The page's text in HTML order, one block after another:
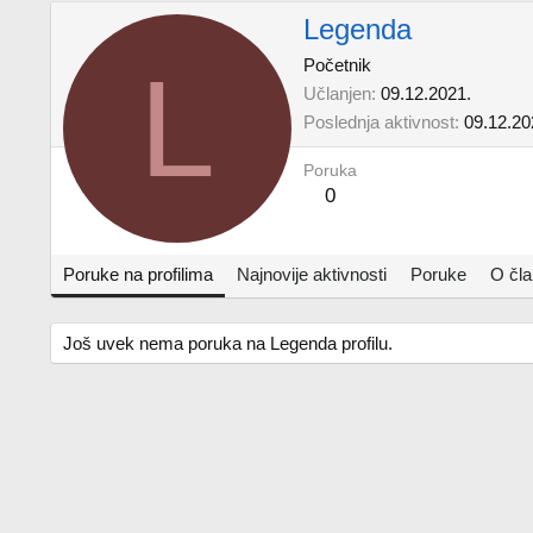
L
Legenda
Početnik
Učlanjen 09.12.2021.
Poslednja aktivnost
Poruka
0
Poruke na profilima Najnovije aktivnosti Poruke O
Još uvek nema poruka na Legenda profilu.